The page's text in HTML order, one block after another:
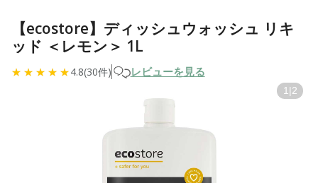
【ecostore】ディッシュウォッシュ リキ
ッド ＜レモン＞ 1L
4.8(30件) レビューを見る
1 2